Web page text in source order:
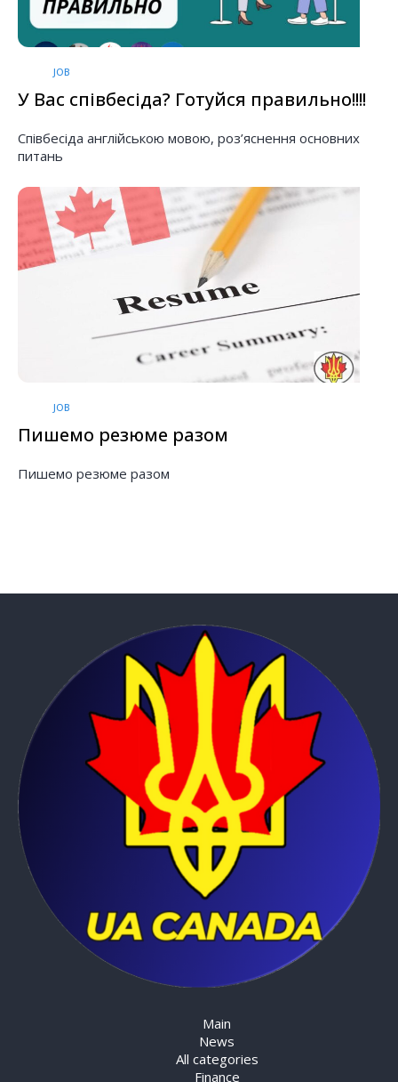
JOB
У Вас співбесіда? Готуйся правильно!!!!
Співбесіда англійською мовою, роз’яснення основних
питань
JOB
Пишемо резюме разом
Пишемо резюме разом
Main
News
All categories
Finance